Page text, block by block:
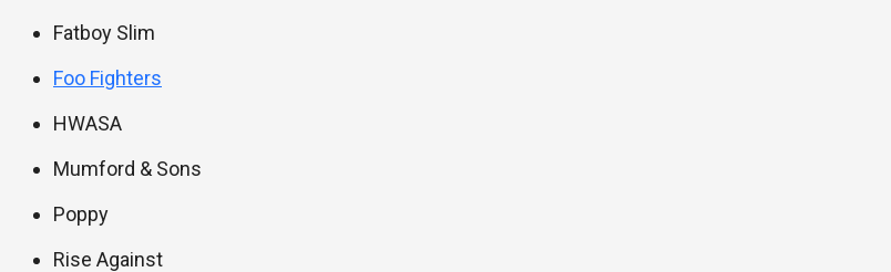
Fatboy Slim
Foo Fighters
HWASA
Mumford & Sons
Poppy
Rise Against